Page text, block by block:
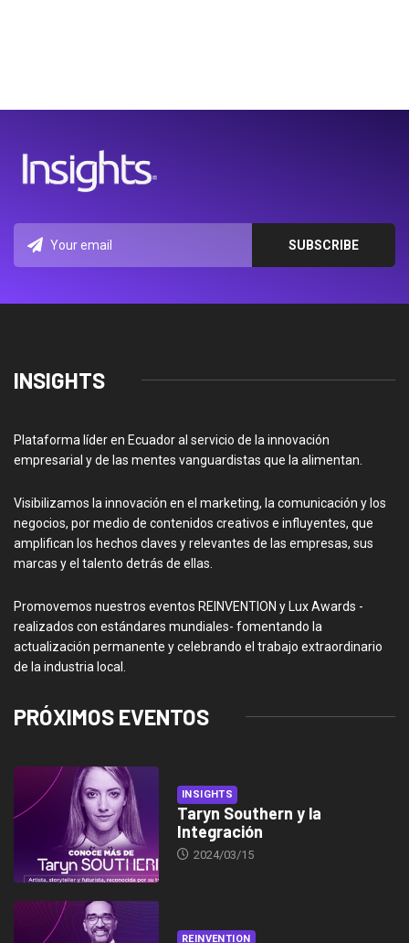
INSIGHTS
Plataforma líder en Ecuador al servicio de la innovación
empresarial y de las mentes vanguardistas que la alimentan.
Visibilizamos la innovación en el marketing, la comunicación y los
negocios, por medio de contenidos creativos e influyentes, que
amplifican los hechos claves y relevantes de las empresas, sus
marcas y el talento detrás de ellas.
Promovemos nuestros eventos REINVENTION y Lux Awards -
realizados con estándares mundiales- fomentando la
actualización permanente y celebrando el trabajo extraordinario
de la industria local.
PRÓXIMOS EVENTOS
INSIGHTS
Taryn Southern y la
Integración
2024/03/15
REINVENTION